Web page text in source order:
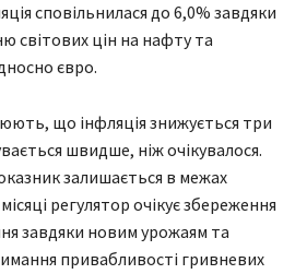
сповільнилася до 6,0% завдяки
світових цін на нафту та
євро.
що інфляція знижується три
швидше, ніж очікувалося.
залишається в межах
регулятор очікує збереження
завдяки новим урожаям та
привабливості гривневих